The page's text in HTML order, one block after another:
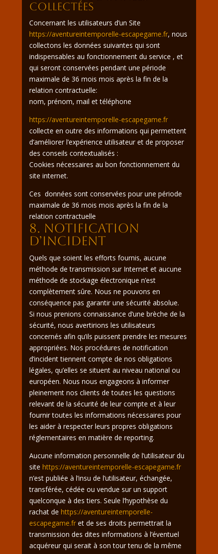
collectées
Concernant les utilisateurs d’un Site
https://aventureintemporelle-escapegame.fr, nous
collectons les données suivantes qui sont
indispensables au fonctionnement du service , et
qui seront conservées pendant une période
maximale de 36 mois mois après la fin de la
relation contractuelle:
nom, prénom, mail et téléphone
https://aventureintemporelle-escapegame.fr
collecte en outre des informations qui permettent
d’améliorer l’expérience utilisateur et de proposer
des conseils contextualisés :
Cookies nécessaires au bon fonctionnement du
site internet.
Ces données sont conservées pour une période
maximale de 36 mois mois après la fin de la
relation contractuelle
8. Notification
d’incident
Quels que soient les efforts fournis, aucune
méthode de transmission sur Internet et aucune
méthode de stockage électronique n’est
complètement sûre. Nous ne pouvons en
conséquence pas garantir une sécurité absolue.
Si nous prenions connaissance d’une brèche de la
sécurité, nous avertirions les utilisateurs
concernés afin qu’ils puissent prendre les mesures
appropriées. Nos procédures de notification
d’incident tiennent compte de nos obligations
légales, qu’elles se situent au niveau national ou
européen. Nous nous engageons à informer
pleinement nos clients de toutes les questions
relevant de la sécurité de leur compte et à leur
fournir toutes les informations nécessaires pour
les aider à respecter leurs propres obligations
réglementaires en matière de reporting.
Aucune information personnelle de l’utilisateur du
site https://aventureintemporelle-escapegame.fr
n’est publiée à l’insu de l’utilisateur, échangée,
transférée, cédée ou vendue sur un support
quelconque à des tiers. Seule l’hypothèse du
rachat de https://aventureintemporelle-
escapegame.fret de ses droits permettrait la
transmission des dites informations à l’éventuel
acquéreur qui serait à son tour tenu de la même